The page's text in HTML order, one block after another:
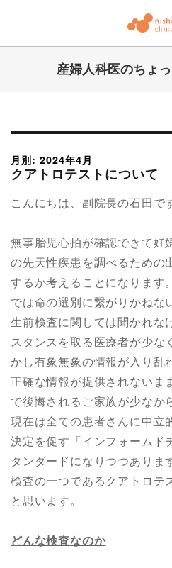
産婦人科医のちょ
月別: 2024年4月
クアトロテストについて
こんにちは、副院長の石田で
無事胎児心拍が確認できて妊
の先天性疾患を調べるための
するか考えることになります
では命の選別に繋がりかねな
生前検査に関しては聞かれな
スタンスを取る医療者が少な
かし有象無象の情報が入り乱
正確な情報が提供されないま
で後悔されるご家族が少なか
現在は全ての患者さんに中立
決定を促す「インフォームド
タンダードになりつつありま
検査の一つであるクアトロテ
と思います。
どんな検査なのか